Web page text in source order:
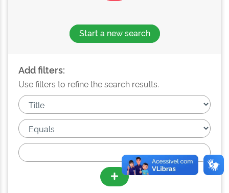
Start a new search
Add filters:
Use filters to refine the search results.